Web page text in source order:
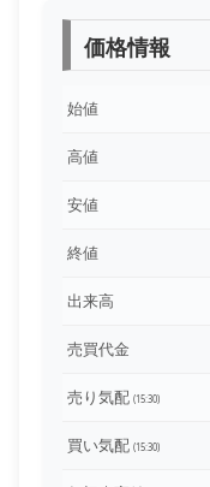
価格情報
始値
高値
安値
終値
出来高
売買代金
売り気配 (15:30)
買い気配 (15:30)